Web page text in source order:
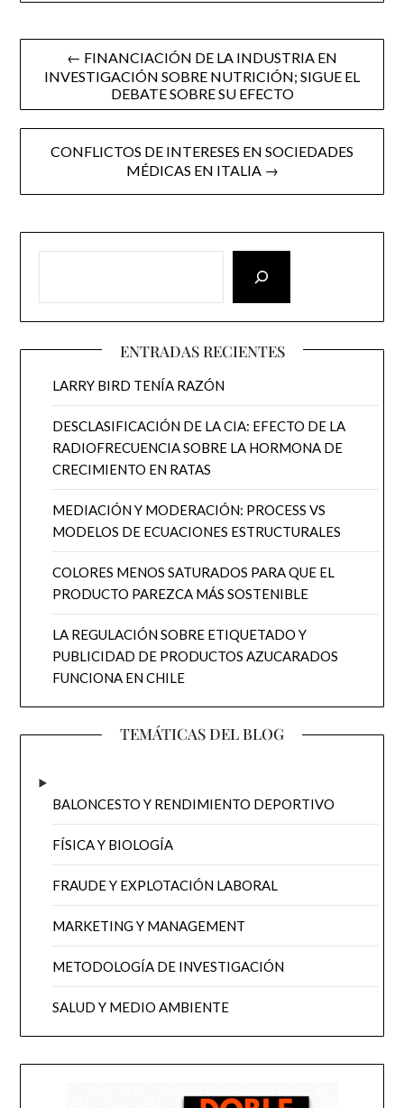
Post
navigation
← FINANCIACIÓN DE LA INDUSTRIA EN
INVESTIGACIÓN SOBRE NUTRICIÓN; SIGUE EL
DEBATE SOBRE SU EFECTO
CONFLICTOS DE INTERESES EN SOCIEDADES
MÉDICAS EN ITALIA →
ENTRADAS RECIENTES
LARRY BIRD TENÍA RAZÓN
DESCLASIFICACIÓN DE LA CIA: EFECTO DE LA
RADIOFRECUENCIA SOBRE LA HORMONA DE
CRECIMIENTO EN RATAS
MEDIACIÓN Y MODERACIÓN: PROCESS VS
MODELOS DE ECUACIONES ESTRUCTURALES
COLORES MENOS SATURADOS PARA QUE EL
PRODUCTO PAREZCA MÁS SOSTENIBLE
LA REGULACIÓN SOBRE ETIQUETADO Y
PUBLICIDAD DE PRODUCTOS AZUCARADOS
FUNCIONA EN CHILE
TEMÁTICAS DEL BLOG
BALONCESTO Y RENDIMIENTO DEPORTIVO
FÍSICA Y BIOLOGÍA
FRAUDE Y EXPLOTACIÓN LABORAL
MARKETING Y MANAGEMENT
METODOLOGÍA DE INVESTIGACIÓN
SALUD Y MEDIO AMBIENTE